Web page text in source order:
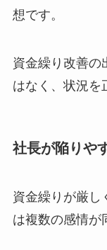
想です。
資金繰り改善の
はなく、状況を
社長が陥りや
資金繰りが厳し
は複数の感情が